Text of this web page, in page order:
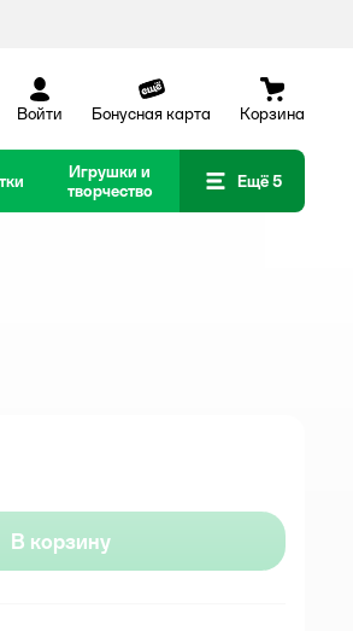
Войти Бонусная карта Корзина
Игрушки и
творчество
Ещё 5
В корзину